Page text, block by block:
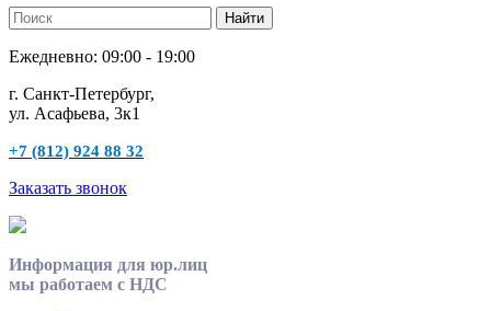
Ежедневно: 09:00 - 19:00
г. Санкт-Петербург,
ул. Асафьева, 3к1
+7 (812) 924 88 32
Заказать звонок
Информация для юр.лиц
мы работаем с НДС